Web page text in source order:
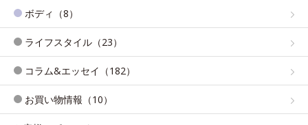
ボディ（8）
ライフスタイル（23）
コラム&エッセイ（182）
お買い物情報（10）